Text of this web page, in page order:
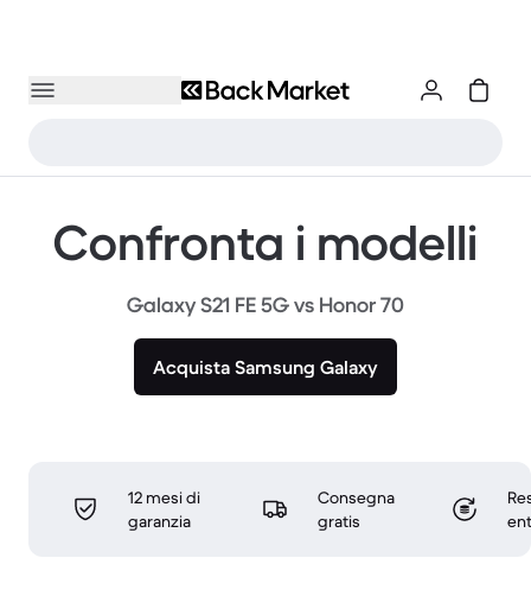
Confronta i modelli
Galaxy S21 FE 5G vs Honor 70
Acquista Samsung Galaxy
12 mesi di
garanzia
Consegna
gratis